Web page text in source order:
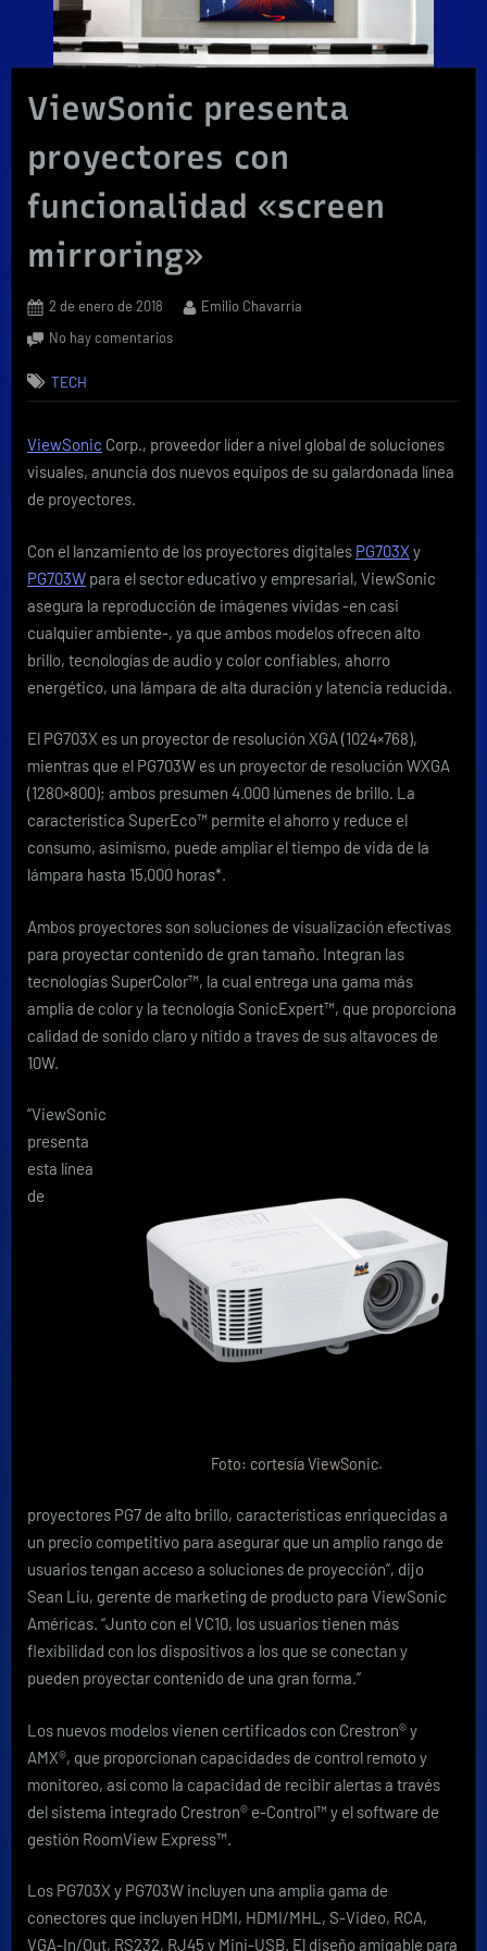
ViewSonic presenta
proyectores con
funcionalidad «screen
mirroring»
Posted
on
2 de enero de 2018 By
Emilio Chavarría
No hay comentariosen
proyectores
funcionalidad
«screen
TECH
ViewSonic Corp., proveedor líder a nivel global de soluciones
visuales, anuncia dos nuevos equipos de su galardonada línea
de proyectores.
Con el lanzamiento de los proyectores digitales PG703X y
PG703W para el sector educativo y empresarial, ViewSonic
asegura la reproducción de imágenes vívidas -en casi
cualquier ambiente-, ya que ambos modelos ofrecen alto
brillo, tecnologías de audio y color confiables, ahorro
energético, una lámpara de alta duración y latencia reducida.
El PG703X es un proyector de resolución XGA (1024×768),
mientras que el PG703W es un proyector de resolución WXGA
(1280×800); ambos presumen 4.000 lúmenes de brillo. La
característica SuperEco™ permite el ahorro y reduce el
consumo, asimismo, puede ampliar el tiempo de vida de la
lámpara hasta 15,000 horas*.
Ambos proyectores son soluciones de visualización efectivas
para proyectar contenido de gran tamaño. Integran las
tecnologías SuperColor™, la cual entrega una gama más
amplia de color y la tecnología SonicExpert™, que proporciona
calidad de sonido claro y nítido a traves de sus altavoces de
10W.
Foto: cortesía ViewSonic.
“ViewSonic
presenta
esta línea
de
proyectores PG7 de alto brillo, características enriquecidas a
un precio competitivo para asegurar que un amplio rango de
usuarios tengan acceso a soluciones de proyección”, dijo
Sean Liu, gerente de marketing de producto para ViewSonic
Américas. “Junto con el VC10, los usuarios tienen más
flexibilidad con los dispositivos a los que se conectan y
pueden proyectar contenido de una gran forma.”
Los nuevos modelos vienen certificados con Crestron® y
AMX®, que proporcionan capacidades de control remoto y
monitoreo, así como la capacidad de recibir alertas a través
del sistema integrado Crestron® e-Control™ y el software de
gestión RoomView Express™.
Los PG703X y PG703W incluyen una amplia gama de
conectores que incluyen HDMI, HDMI/MHL, S-Video, RCA,
VGA-In/Out, RS232, RJ45 y Mini-USB. El diseño amigable para